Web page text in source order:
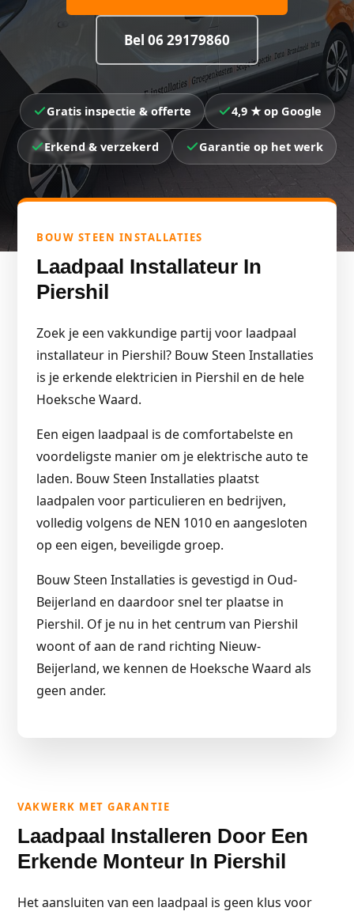
Bel 06 29179860
Gratis inspectie & offerte 4,9 ★ op Google
Erkend & verzekerd Garantie op het werk
BOUW STEEN INSTALLATIES
Laadpaal Installateur In
Piershil
Zoek je een vakkundige partij voor laadpaal
installateur in Piershil? Bouw Steen Installaties
is je erkende elektricien in Piershil en de hele
Hoeksche Waard.
Een eigen laadpaal is de comfortabelste en
voordeligste manier om je elektrische auto te
laden. Bouw Steen Installaties plaatst
laadpalen voor particulieren en bedrijven,
volledig volgens de NEN 1010 en aangesloten
op een eigen, beveiligde groep.
Bouw Steen Installaties is gevestigd in Oud-
Beijerland en daardoor snel ter plaatse in
Piershil. Of je nu in het centrum van Piershil
woont of aan de rand richting Nieuw-
Beijerland, we kennen de Hoeksche Waard als
geen ander.
VAKWERK MET GARANTIE
Laadpaal Installeren Door Een
Erkende Monteur In Piershil
Het aansluiten van een laadpaal is geen klus voor